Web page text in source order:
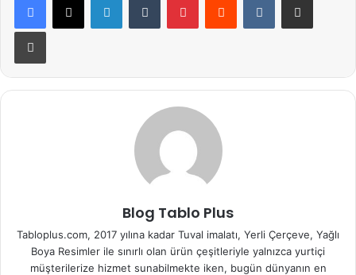
Blog Tablo Plus
Tabloplus.com, 2017 yılına kadar Tuval imalatı, Yerli Çerçeve, Yağlı
Boya Resimler ile sınırlı olan ürün çeşitleriyle yalnızca yurtiçi
müşterilerize hizmet sunabilmekte iken, bugün dünyanın en